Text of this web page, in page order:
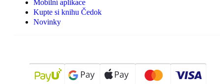
Mobilní aplikace
Kupte si knihu Čedok
Novinky